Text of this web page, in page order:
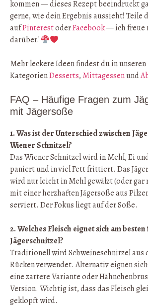
kommen — dieses Rezept beeindruckt
gerne, wie dein Ergebnis aussieht! Teile
aufPinterestoderFacebook— ich freue
darüber!
Mehr leckere Ideen findest du in unseren
KategorienDesserts, Mittagessenund
FAQ – Häufige Fragen zum
mit Jägersoße
1. Was ist der Unterschied zwischen
Wiener Schnitzel?
Das Wiener Schnitzel wird in Mehl, Ei
paniert und in viel Fett frittiert. Das
wird nur leicht in Mehl gewälzt (oder
mit einer herzhaften Jägersoße aus
serviert. Der Fokus liegt auf der Soße.
2. Welches Fleisch eignet sich am
Jägerschnitzel?
Traditionell wird Schweineschnitzel aus
Rücken verwendet. Alternativ eignen
eine zartere Variante oder
Version. Wichtig ist, dass das Fleisch
geklopft wird.